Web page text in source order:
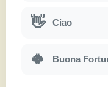
👋 Ciao
🍀 Buona